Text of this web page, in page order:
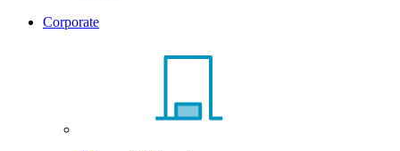
Corporate